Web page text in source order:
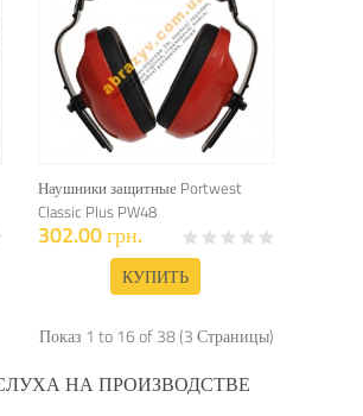
Наушники защитные Portwest
Classic Plus PW48
302.00 грн.
КУПИТЬ
Показ 1 to 16 of 38 (3 Страницы)
НА ПРОИЗВОДСТВЕ